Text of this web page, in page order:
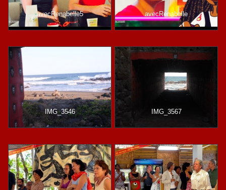
avecRenabelle5 avecRenabelle
IMG_3546 IMG_3567